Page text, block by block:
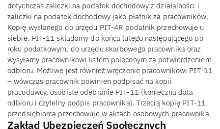
dotychczas zaliczki na podatek dochodowy z działalności i
zaliczki na podatek dochodowy jako płatnik za pracowników.
Kopię wysłanego do urzędu PIT-4R podatnik przechowuje u
siebie. PIT-11 składamy do końca lutego następującego po
roku podatkowym, do urzędu skarbowego pracownika oraz
wysyłamy pracownikowi listem poleconym za potwierdzeniem
odbioru. Możliwe jest również wręczenie pracownikowi PIT-11
– wówczas pracownik powinien podpisać na kopii
pracodawcy, osobiste odebranie PIT-11 (konieczna data
odbioru i czytelny podpis pracownika). Trzecią kopię PIT-11
przedsiębiorca przechowuje w aktach osobowych pracownika.
Zakład Ubezpieczeń Społecznych